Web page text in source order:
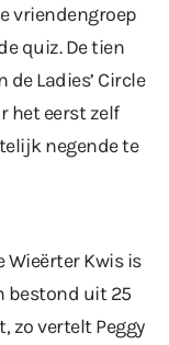
vriendengroep
quiz. De tien
Ladies’ Circle
het eerst zelf
negende te
Wieërter Kwis is
bestond uit 25
zo vertelt Peggy